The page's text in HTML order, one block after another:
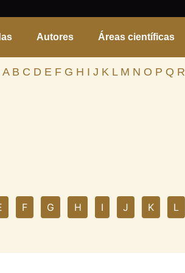
Autores Áreas científicas
A B C D E F G H I J K L M N O P Q R
F G H I J K L